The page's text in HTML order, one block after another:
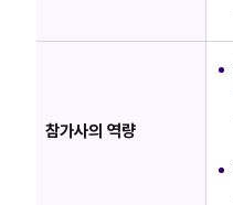
참가사의 역량